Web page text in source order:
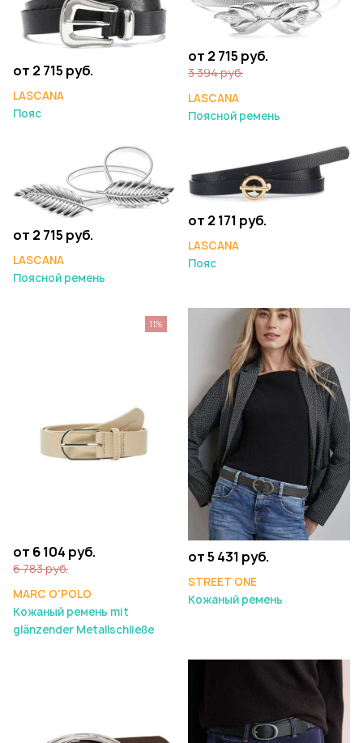
от 2 715 руб.
LASCANA
Пояс
от 2 715 руб.
3 394 руб.
LASCANA
Поясной ремень
от 2 715 руб.
LASCANA
Поясной ремень
от 2 171 руб.
LASCANA
Пояс
от 6 104 руб.
6 783 руб.
MARC O'POLO
Кожаный ремень mit
glänzender Metallschließe
11%
от 5 431 руб.
STREET ONE
Кожаный ремень